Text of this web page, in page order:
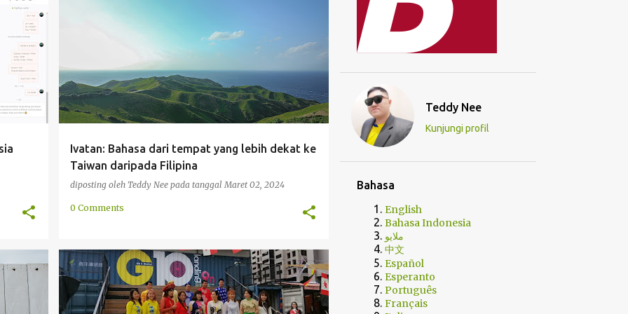
Ivatan: Bahasa dari tempat yang lebih dekat ke
Taiwan daripada Filipina
diposting oleh Teddy Nee pada tanggalMaret 02, 2024
0 Comments
3 ASIA TENGGARA BUDAYA FILIPINA IMIGRASI +5
Teddy Nee
Kunjungi profil
Bahasa
English
Bahasa Indonesia
ملايو
中文
Español
Esperanto
Português
Français